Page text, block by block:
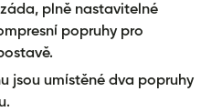
plně nastavitelné
popruhy pro
jsou umístěné dva popruhy